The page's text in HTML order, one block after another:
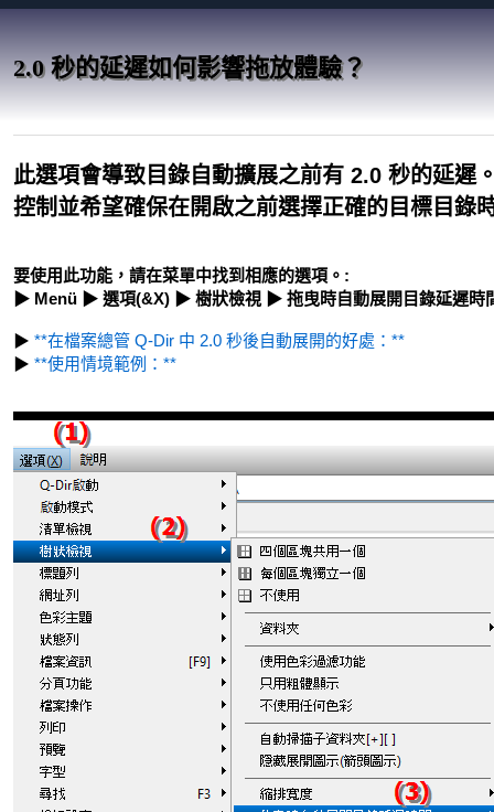
2.0 秒的延遲如何影響拖放體驗？
此選項會導致目錄自動擴展之前有 2.0 秒的延遲
控制並希望確保在開啟之前選擇正確的目標目錄
要使用此功能，請在菜單中找到相應的選項。:
▶ Menü ▶ 選項(&X) ▶ 樹狀檢視 ▶ 拖曳時自動展開目錄延遲時
▶ **在檔案總管 Q-Dir 中 2.0 秒後自動展開的好處：**
▶ **使用情境範例：**